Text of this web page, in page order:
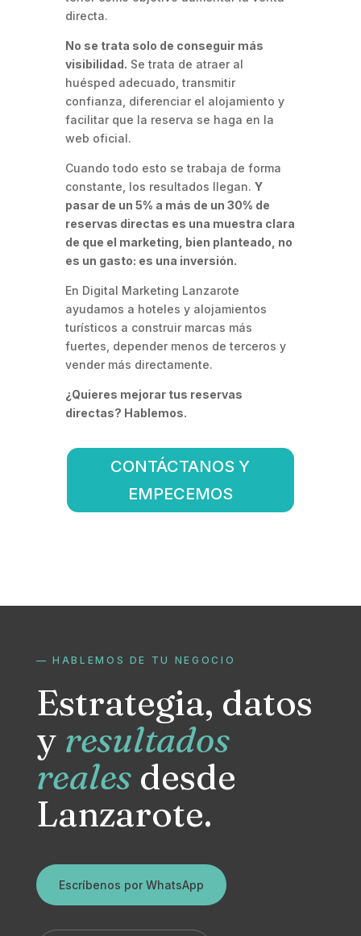
directa.
No se trata solo de conseguir más
visibilidad. Se trata de atraer al
huésped adecuado, transmitir
confianza, diferenciar el alojamiento y
facilitar que la reserva se haga en la
web oficial.
Cuando todo esto se trabaja de forma
constante, los resultados llegan. Y
pasar de un 5% a más de un 30% de
reservas directas es una muestra clara
de que el marketing, bien planteado, no
es un gasto: es una inversión.
En Digital Marketing Lanzarote
ayudamos a hoteles y alojamientos
turísticos a construir marcas más
fuertes, depender menos de terceros y
vender más directamente.
¿Quieres mejorar tus reservas
directas? Hablemos.
CONTÁCTANOS Y
EMPECEMOS
— HABLEMOS DE TU NEGOCIO
Estrategia, datos
y resultados
realesdesde
Lanzarote.
Escríbenos por WhatsApp